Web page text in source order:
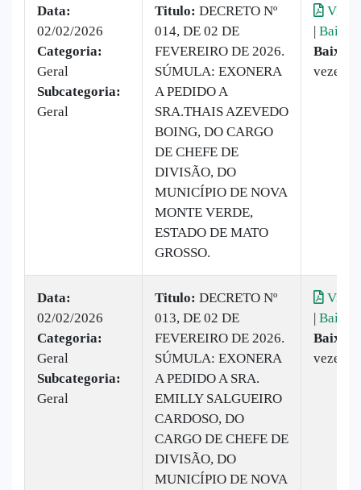
Data:
02/02/2026
Categoria:
Geral
Subcategoria:
Geral
Titulo: DECRETO Nº
014, DE 02 DE
FEVEREIRO DE 2026.
SÚMULA: EXONERA
A PEDIDO A
SRA.THAIS AZEVEDO
BOING, DO CARGO
DE CHEFE DE
DIVISÃO, DO
MUNICÍPIO DE NOVA
MONTE VERDE,
ESTADO DE MATO
GROSSO.
| Baixar
vezes
Data:
02/02/2026
Categoria:
Geral
Subcategoria:
Geral
Titulo: DECRETO Nº
013, DE 02 DE
FEVEREIRO DE 2026.
SÚMULA: EXONERA
A PEDIDO A SRA.
EMILLY SALGUEIRO
CARDOSO, DO
CARGO DE CHEFE DE
DIVISÃO, DO
MUNICÍPIO DE NOVA
| Baixar
vezes